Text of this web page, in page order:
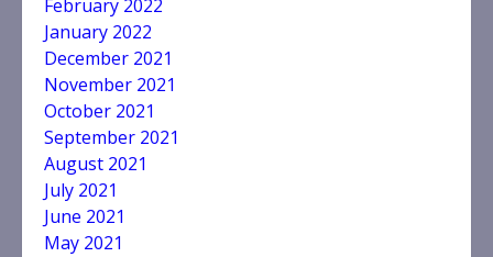
February 2022
January 2022
December 2021
November 2021
October 2021
September 2021
August 2021
July 2021
June 2021
May 2021